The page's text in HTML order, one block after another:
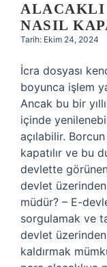
ALACAKLI
NASIL
Tarih: Ekim 24, 2024
İcra dosyası
boyunca işlem
Ancak bu bir
içinde
açılabilir.
kapatılır ve bu
devlette görünen
devlet
müdür? – E-
sorgulamak ve
devlet
kaldırmak